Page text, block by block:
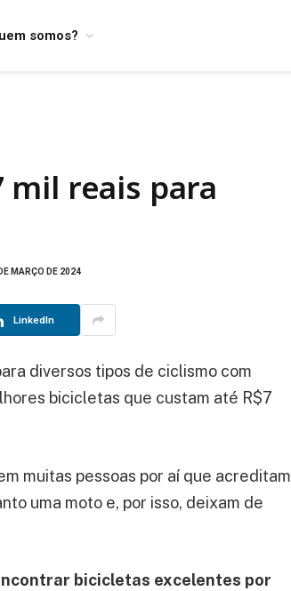
somos?
mil reais para
MARÇO DE 2024
LinkedIn
diversos tipos de ciclismo com
bicicletas que custam até R$7
muitas pessoas por aí que acreditam
uma moto e, por isso, deixam de
bicicletas excelentes por